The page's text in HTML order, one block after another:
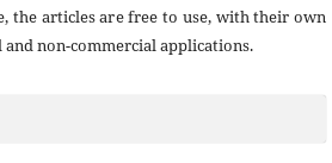
the articles are free to use, with their own
non-commercial applications.